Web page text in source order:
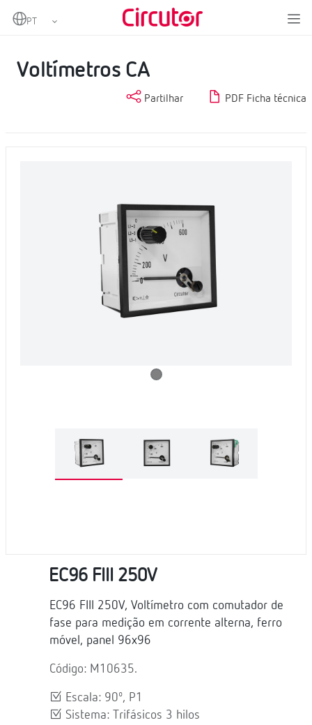
Home Medição e controlo
Instrumentação analógica
Voltímetros CA
Partilhar PDF Ficha técnica
EC96 FIII 250V
EC96 FIII 250V, Voltímetro com comutador de
fase para medição em corrente alterna, ferro
móvel, panel 96x96
Código: M10635.
Escala: 90º, P1
Sistema: Trifásicos 3 hilos